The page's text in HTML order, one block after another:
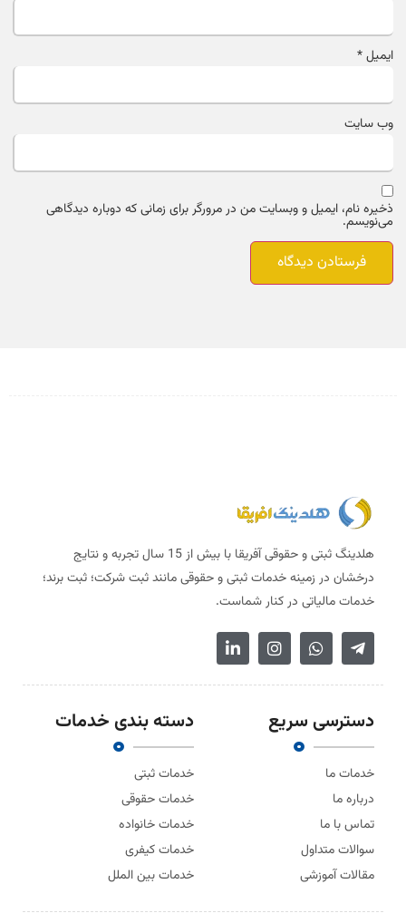
ایمیل*
وب‌ سایت
ذخیره نام، ایمیل و وبسایت من در مرورگر برای زمانی که دوباره دیدگاهی
می‌نویسم.
هلدینگ ثبتی و حقوقی آفریقا با بیش از 15 سال تجربه و نتایج
درخشان در زمینه خدمات ثبتی و حقوقی مانند ثبت شرکت؛ ثبت برند؛
خدمات مالیاتی در کنار شماست.
دسترسی سریع
خدمات ما
درباره ما
تماس با ما
سوالات متداول
مقالات آموزشی
دسته بندی خدمات
خدمات ثبتی
خدمات حقوقی
خدمات خانواده
خدمات کیفری
خدمات بین الملل